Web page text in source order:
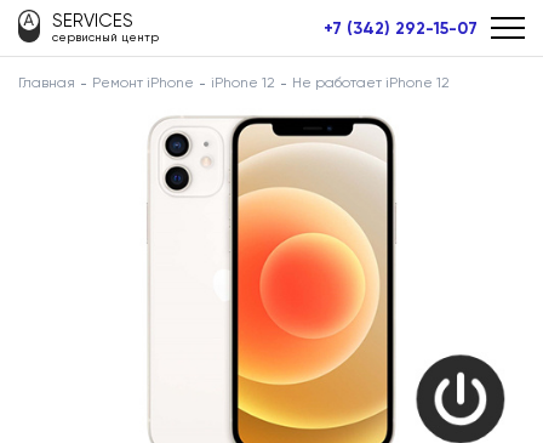
SERVICES
сервисный центр +7 (342) 292-15-07
Главная Ремонт iPhone iPhone 12 Не работает iPhone 12